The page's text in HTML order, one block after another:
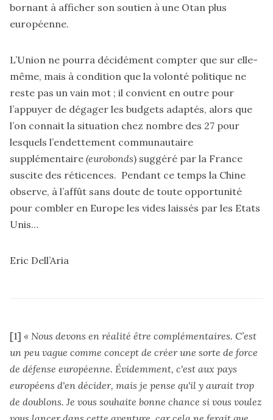
bornant à afficher son soutien à une Otan plus
européenne.
L’Union ne pourra décidément compter que sur elle-
même, mais à condition que la volonté politique ne
reste pas un vain mot ; il convient en outre pour
l’appuyer de dégager les budgets adaptés, alors que
l’on connait la situation chez nombre des 27 pour
lesquels l’endettement communautaire
supplémentaire (eurobonds) suggéré par la France
suscite des réticences. Pendant ce temps la Chine
observe, à l’affût sans doute de toute opportunité
pour combler en Europe les vides laissés par les Etats
Unis…
Eric Dell’Aria
[1] « Nous devons en réalité être complémentaires. C’est
un peu vague comme concept de créer une sorte de force
de défense européenne. Évidemment, c'est aux pays
européens d'en décider, mais je pense qu'il y aurait trop
de doublons. Je vous souhaite bonne chance si vous voulez